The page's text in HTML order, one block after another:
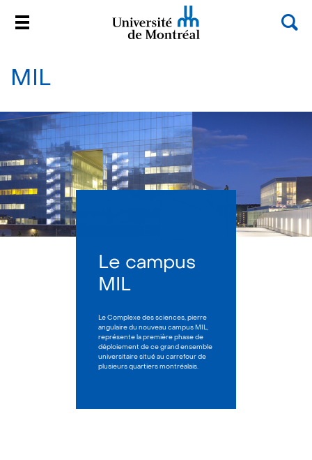
contenu
MIL
Le campus
MIL
Le Complexe des sciences, pierre
angulaire du nouveau campus MIL,
représente la première phase de
déploiement de ce grand ensemble
universitaire situé au carrefour de
plusieurs quartiers montréalais.